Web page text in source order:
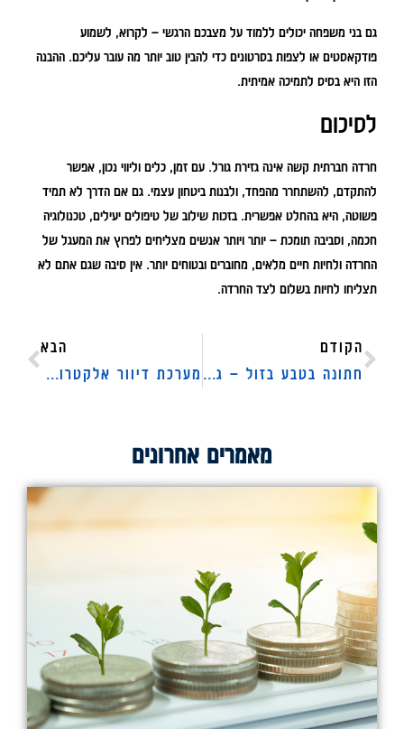
גם בני משפחה יכולים ללמוד על מצבכם הרגשי – לקרוא, לשמוע
פודקאסטים או לצפות בסרטונים כדי להבין טוב יותר מה עובר עליכם. ההבנה
הזו היא בסיס לתמיכה אמיתית.
לסיכום
חרדה חברתית קשה אינה גזירת גורל. עם זמן, כלים וליווי נכון, אפשר
להתקדם, להשתחרר מהפחד, ולבנות ביטחון עצמי. גם אם הדרך לא תמיד
פשוטה, היא בהחלט אפשרית. בזכות שילוב של טיפולים יעילים, טכנולוגיה
חכמה, וסביבה תומכת – יותר ויותר אנשים מצליחים לפרוץ את המעגל של
החרדה ולחיות חיים מלאים, מחוברים ובטוחים יותר. אין סיבה שגם אתם לא
תצליחו לחיות בשלום לצד החרדה.
הקודם
חתונה בטבע בזול – גם הייטקיסטים שמתחתנים רוצים לחסוך
הבא
מערכת דיוור אלקטרוני: הכלי השיווקי שלא כדאי להתעלם ממנו
מאמרים אחרונים